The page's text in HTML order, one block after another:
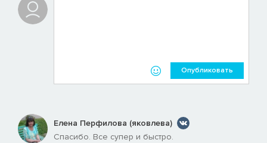
Опубликовать
Елена Перфилова (яковлева)
Спасибо. Все супер и быстро.